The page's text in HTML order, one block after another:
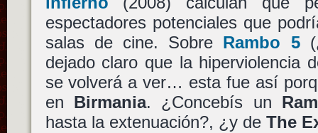
espectadores potenciales que
salas de cine. Sobre Rambo 5
dejado claro que la hiperviolencia
se volverá a ver… esta fue así
en Birmania. ¿Concebís un
hasta la extenuación?, ¿y de The